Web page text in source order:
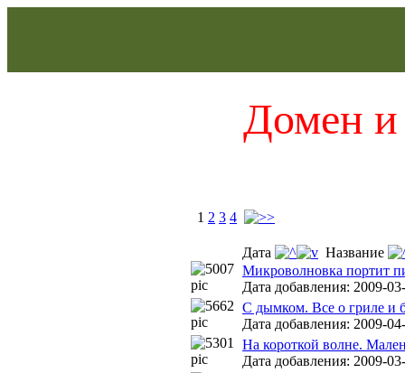
Домен и
1 2 3 4
Дата
Название
Микроволновка портит
Дата добавления: 2009-
С дымком. Все о гриле и
Дата добавления: 2009-
На короткой волне.
Дата добавления: 2009-